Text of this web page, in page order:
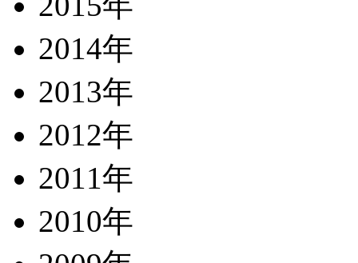
2014年
2013年
2012年
2011年
2010年